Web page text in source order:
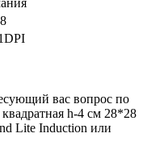
вас вопрос по
h-4 см 28*28
Lite Induction или